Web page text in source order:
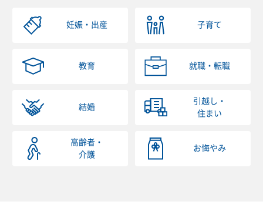
妊娠・出産 子育て
教育 就職・転職
結婚
引越し・
住まい
高齢者・
介護
お悔やみ